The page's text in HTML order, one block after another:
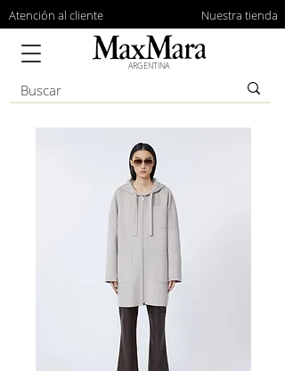
Atención al cliente Nuestra tienda
ARGENTINA